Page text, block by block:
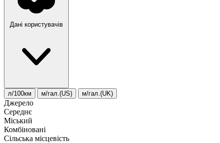
Дані користувачів
л/100км м/гал.(US) м/гал.(UK)
Джерело
Середнє
Міський
Комбіновані
Сільська місцевість